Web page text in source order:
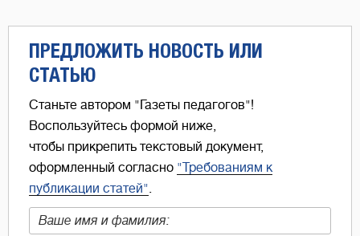
ПРЕДЛОЖИТЬ НОВОСТЬ ИЛИ
СТАТЬЮ
Станьте автором "Газеты педагогов"!
Воспользуйтесь формой ниже,
чтобы прикрепить текстовый документ,
оформленный согласно "Требованиям к
публикации статей".